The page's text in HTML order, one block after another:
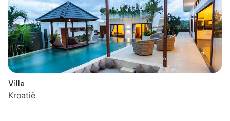
Villa
Kroatië